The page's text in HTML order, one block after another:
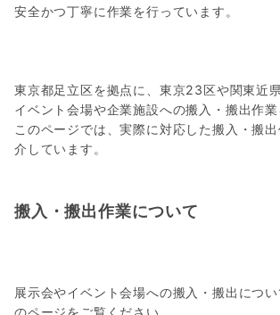
安全かつ丁寧に作業を行っています。
東京都足立区を拠点に、東京23区や関東近
イベント会場や企業施設への搬入・搬出作業
このページでは、実際に対応した搬入・搬
介しています。
搬入・搬出作業について
展示会やイベント会場への搬入・搬出につ
のページをご覧ください。